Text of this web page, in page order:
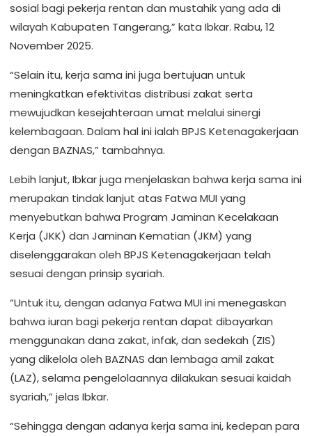
sosial bagi pekerja rentan dan mustahik yang ada di
wilayah Kabupaten Tangerang,” kata Ibkar. Rabu, 12
November 2025.
“Selain itu, kerja sama ini juga bertujuan untuk
meningkatkan efektivitas distribusi zakat serta
mewujudkan kesejahteraan umat melalui sinergi
kelembagaan. Dalam hal ini ialah BPJS Ketenagakerjaan
dengan BAZNAS,” tambahnya.
Lebih lanjut, Ibkar juga menjelaskan bahwa kerja sama ini
merupakan tindak lanjut atas Fatwa MUI yang
menyebutkan bahwa Program Jaminan Kecelakaan
Kerja (JKK) dan Jaminan Kematian (JKM) yang
diselenggarakan oleh BPJS Ketenagakerjaan telah
sesuai dengan prinsip syariah.
“Untuk itu, dengan adanya Fatwa MUI ini menegaskan
bahwa iuran bagi pekerja rentan dapat dibayarkan
menggunakan dana zakat, infak, dan sedekah (ZIS)
yang dikelola oleh BAZNAS dan lembaga amil zakat
(LAZ), selama pengelolaannya dilakukan sesuai kaidah
syariah,” jelas Ibkar.
“Sehingga dengan adanya kerja sama ini, kedepan para